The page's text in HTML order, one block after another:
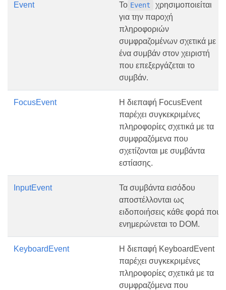
Event Το Event
χρησιμοποιείται
για την παροχή
πληροφοριών
συμφραζομένων σχετικά με
ένα συμβάν στον χειριστή
που επεξεργάζεται το
συμβάν.
FocusEvent
Η διεπαφή FocusEvent
παρέχει συγκεκριμένες
πληροφορίες σχετικά με τα
συμφραζόμενα που
σχετίζονται με συμβάντα
εστίασης.
InputEvent
Τα συμβάντα εισόδου
αποστέλλονται ως
ειδοποιήσεις κάθε φορά που
ενημερώνεται το DOM.
KeyboardEvent
Η διεπαφή KeyboardEvent
παρέχει συγκεκριμένες
πληροφορίες σχετικά με τα
συμφραζόμενα που